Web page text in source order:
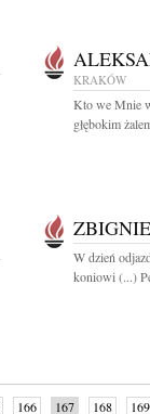
KRAKÓW
Kto we Mnie
głębokim
W dzień
koniowi (...)
166 167 168 169